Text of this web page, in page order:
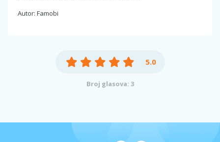
Autor: Famobi
5.0
Broj glasova: 3